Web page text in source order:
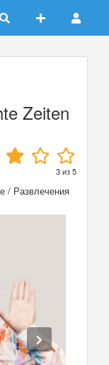
Zeiten
3из5
/ Развлечения